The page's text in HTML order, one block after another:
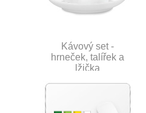
Kávový set -
hrneček, talířek a
lžička